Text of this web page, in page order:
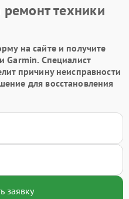
техники
на сайте и получите
Garmin. Специалист
причину неисправности
для восстановления
заявку